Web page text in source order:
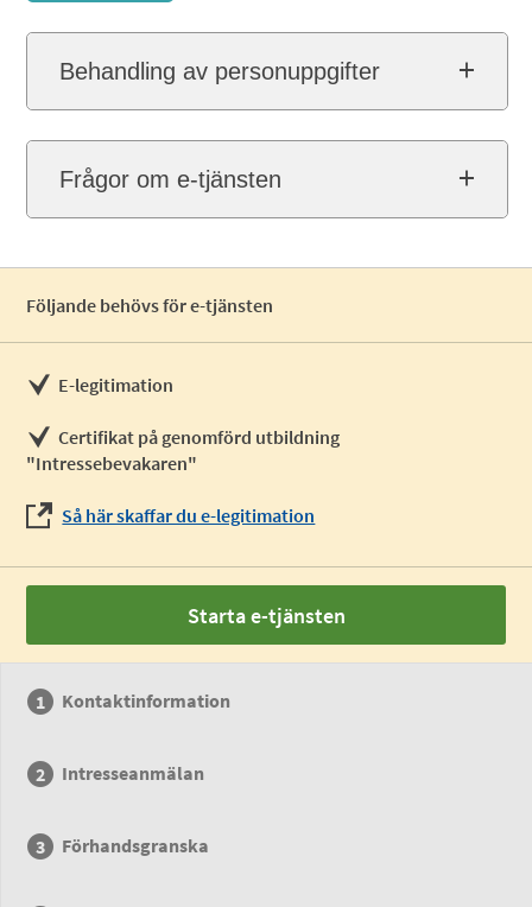
Behandling av personuppgifter
Frågor om e-tjänsten
Följande behövs för e-tjänsten
E-legitimation
Certifikat på genomförd utbildning
"Intressebevakaren"
Så här skaffar du e-legitimation
Starta e-tjänsten
Kontaktinformation
Intresseanmälan
Förhandsgranska